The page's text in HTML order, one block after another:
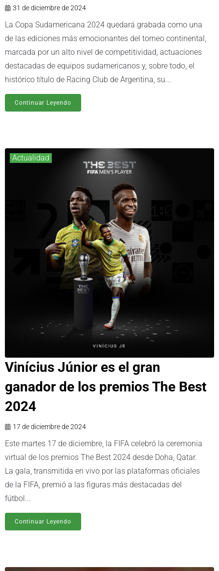
31 de diciembre de 2024
La Copa Sudamericana 2024 quedará grabada como una
de las ediciones más emocionantes del torneo continental,
marcada por un alto nivel de competitividad, actuaciones
destacadas de equipos sudamericanos y, sobre todo, el
histórico título de Racing Club de Argentina, su...
Continuar Leyendo
Actualidad
Vinícius Júnior es el gran
ganador de los premios The Best
2024
17 de diciembre de 2024
Este martes 17 de diciembre, la FIFA celebró la ceremonia
virtual de los premios The Best 2024 desde Doha, Qatar.
La gala, transmitida en vivo por las plataformas oficiales
de la FIFA, premió a las figuras más destacadas del
fútbol...
Continuar Leyendo